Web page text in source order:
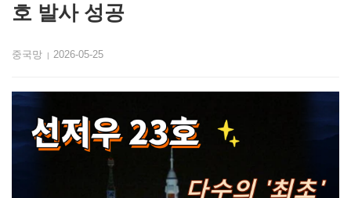
호 발사 성공
중국망 | 2026-05-25